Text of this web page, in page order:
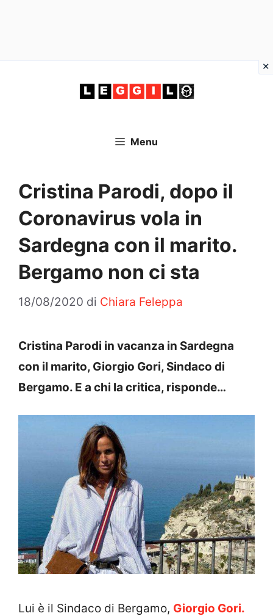
Menu
Cristina Parodi, dopo il
Coronavirus vola in
Sardegna con il marito.
Bergamo non ci sta
18/08/2020 di Chiara Feleppa
Cristina Parodi in vacanza in Sardegna
con il marito, Giorgio Gori, Sindaco di
Bergamo. E a chi la critica, risponde…
Lui è il Sindaco di Bergamo, Giorgio Gori.